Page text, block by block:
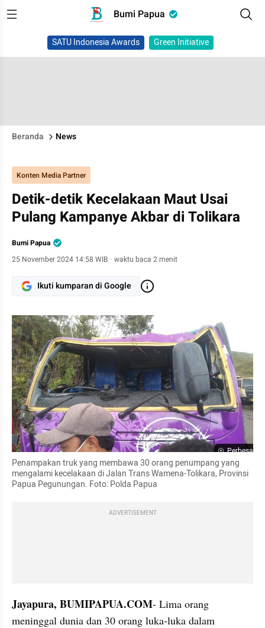
Bumi Papua
SATU Indonesia Awards Green Initiative
Beranda News
Konten Media Partner
Detik-detik Kecelakaan Maut Usai
Pulang Kampanye Akbar di Tolikara
Bumi Papua
25 November 2024 14:58 WIB · waktu baca 2 menit
Ikuti kumparan di Google
Perbesar
Penampakan truk yang membawa 30 orang penumpang yang
mengalami kecelakaan di Jalan Trans Wamena-Tolikara, Provinsi
Papua Pegunungan. Foto: Polda Papua
ADVERTISEMENT
Jayapura, BUMIPAPUA.COM- Lima orang
meninggal dunia dan 30 orang luka-luka dalam